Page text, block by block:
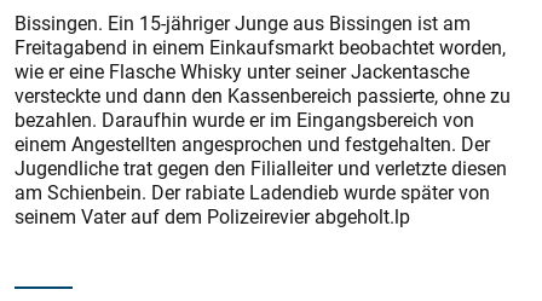
Bissingen. Ein 15-jähriger Junge aus Bissingen ist am
Freitagabend in einem Einkaufsmarkt beobachtet worden,
wie er eine Flasche Whisky unter seiner Jackentasche
versteckte und dann den Kassenbereich passierte, ohne zu
bezahlen. Daraufhin wurde er im Eingangsbereich von
einem Angestellten angesprochen und festgehalten. Der
Jugendliche trat gegen den Filialleiter und verletzte diesen
am Schienbein. Der rabiate Ladendieb wurde später von
seinem Vater auf dem Polizeirevier abgeholt.lp